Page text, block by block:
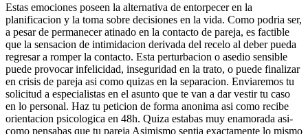
Estas emociones poseen la alternativa de entorpecer en la
planificacion y la toma sobre decisiones en la vida. Como podri­a ser,
a pesar de permanecer atinado en la contacto de pareja, es factible
que la sensacion de intimidacion derivada del recelo al deber pueda
regresar a romper la contacto. Esta perturbacion o asedio sensible
puede provocar infelicidad, inseguridad en la trato, o puede finalizar
en crisis de pareja asi­ como quizas en la separacion. Enviaremos tu
solicitud a especialistas en el asunto que te van a dar vestir tu caso
en lo personal. Haz tu peticion de forma anonima asi­ como recibe
orientacion psicologica en 48h. Quiza estabas muy enamorada asi­
como pensabas que tu pareja Asimismo sentia exactamente lo mismo